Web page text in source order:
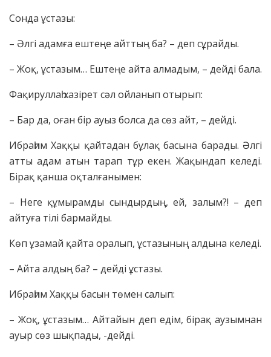
Сонда ұстазы:
– Әлгі адамға ештеңе айттың ба? – деп сұрайды.
– Жоқ, ұстазым… Ештеңе айта алмадым, – дейді бала.
Фақируллаһ хазірет сәл ойланып отырып:
– Бар да, оған бір ауыз болса да сөз айт, – дейді.
Ибраһим Хаққы қайтадан бұлақ басына барады. Әлгі
атты адам атын тарап тұр екен. Жақындап келеді.
Бірақ қанша оқталғанымен:
– Неге құмырамды сындырдың, ей, залым?! – деп
айтуға тілі бармайды.
Көп ұзамай қайта оралып, ұстазының алдына келеді.
– Айта алдың ба? – дейді ұстазы.
Ибраһим Хаққы басын төмен салып:
– Жоқ, ұстазым… Айтайын деп едім, бірақ аузымнан
ауыр сөз шықпады, -дейді.